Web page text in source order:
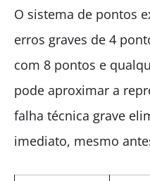
O sistema de pontos
erros graves de 4
com 8 pontos e
pode aproximar a
falha técnica grave
imediato, mesmo